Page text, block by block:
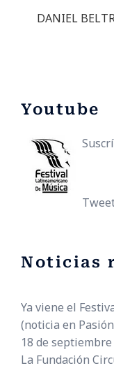
invasiones de piratas…
DANIEL
Youtube
Noticias
Ya viene el
(noticia en
18 de
La Fundación